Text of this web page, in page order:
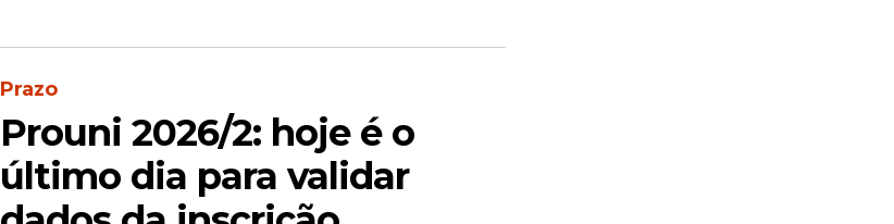
Prazo
Prouni 2026/2: hoje é o
último dia para validar